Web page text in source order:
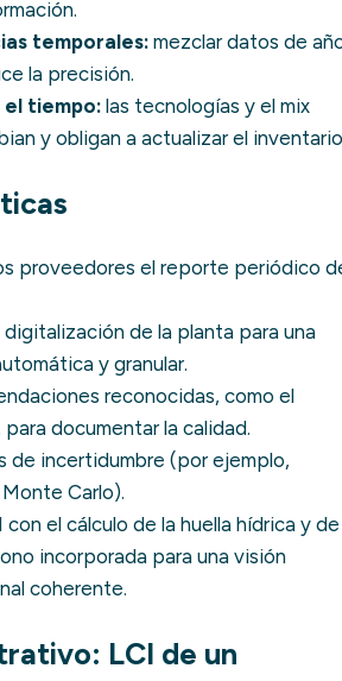
temporales: mezclar datos de
la precisión.
el tiempo: las tecnologías y el mix
y obligan a actualizar el
proveedores el reporte periódico
de la planta para una
y granular.
reconocidas, como el
documentar la calidad.
de incertidumbre (por ejemplo,
Carlo).
con el cálculo de la huella hídrica y de
incorporada para una visión
coherente.
LCI de un